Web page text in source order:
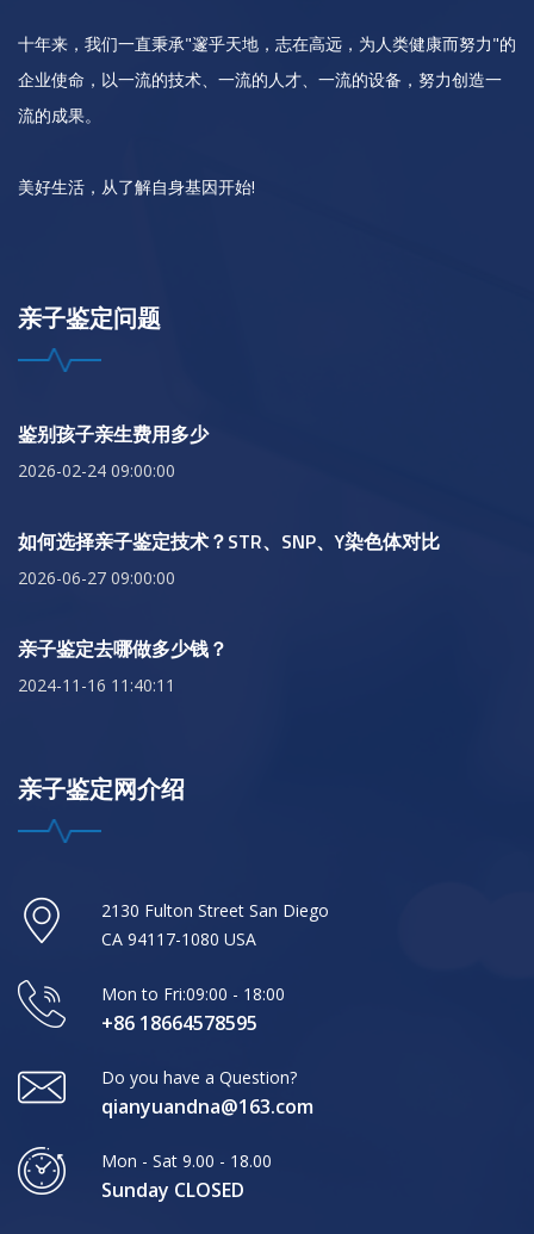
十年来，我们一直秉承"邃乎天地，志在高远，为人类健康而努力"的
企业使命，以一流的技术、一流的人才、一流的设备，努力创造一
流的成果。
美好生活，从了解自身基因开始!
亲子鉴定问题
鉴别孩子亲生费用多少
2026-02-24 09:00:00
如何选择亲子鉴定技术？STR、SNP、Y染色体对比
2026-06-27 09:00:00
亲子鉴定去哪做多少钱？
2024-11-16 11:40:11
亲子鉴定网介绍
2130 Fulton Street San Diego
CA 94117-1080 USA
Mon to Fri:09:00 - 18:00
+86 18664578595
Do you have a Question?
qianyuandna@163.com
Mon - Sat 9.00 - 18.00
Sunday CLOSED